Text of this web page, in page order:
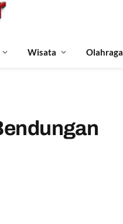
Wisata Olahraga